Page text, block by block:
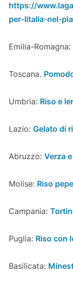
https://
per-litalia-nel-
Emilia-Romagna:
Toscana.
Umbria: Riso e
Lazio: Gelato di
Abruzzo: Verza
Molise: Riso
Campania:
Puglia: Riso con
Basilicata: